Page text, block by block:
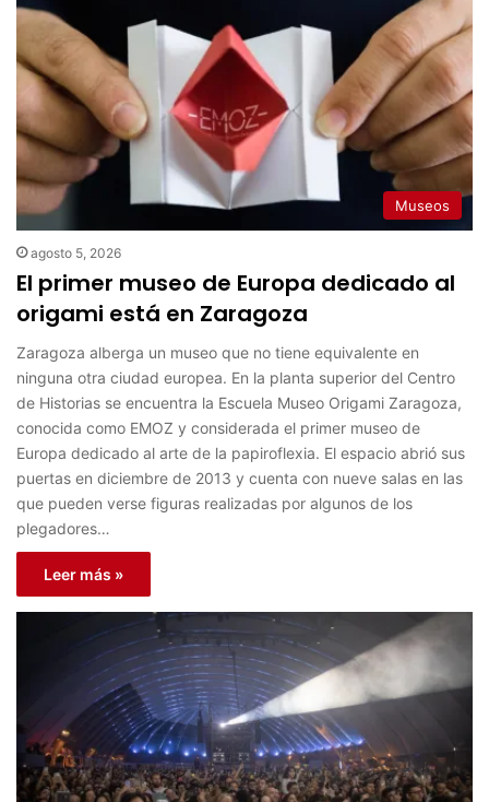
Museos
agosto 5, 2026
El primer museo de Europa dedicado al
origami está en Zaragoza
Zaragoza alberga un museo que no tiene equivalente en
ninguna otra ciudad europea. En la planta superior del Centro
de Historias se encuentra la Escuela Museo Origami Zaragoza,
conocida como EMOZ y considerada el primer museo de
Europa dedicado al arte de la papiroflexia. El espacio abrió sus
puertas en diciembre de 2013 y cuenta con nueve salas en las
que pueden verse figuras realizadas por algunos de los
plegadores…
Leer más »